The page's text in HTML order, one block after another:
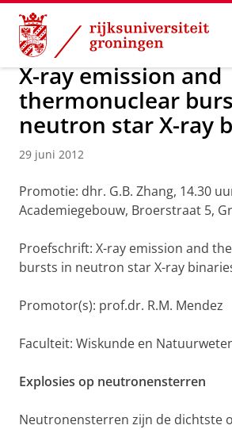
Skip
Content
Skip
Navigation
Over ons Actueel Nieuws
X-ray emission and
thermonuclear
neutron star X-ray
29 juni 2012
Promotie: dhr. G.B. Zhang, 14.30
Academiegebouw, Broerstraat 5,
Proefschrift: X-ray emission and
bursts in neutron star X-ray
Promotor(s): prof.dr. R.M. Mendez
Faculteit: Wiskunde en
Explosies op neutronensterren
Neutronensterren zijn de dichtste